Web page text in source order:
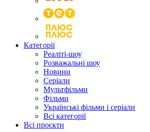
Категорії
Реаліті-шоу
Розважальні шоу
Новини
Серіали
Мультфільми
Фільми
Українські фільми і серіали
Всі категорії
Всі проєкти